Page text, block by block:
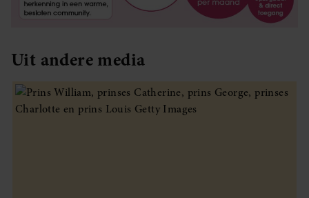
Uit andere media